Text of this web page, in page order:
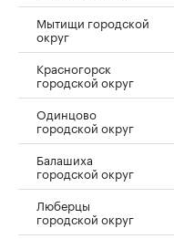
Мытищи городской
округ
Красногорск
городской округ
Одинцово
городской округ
Балашиха
городской округ
Люберцы
городской округ